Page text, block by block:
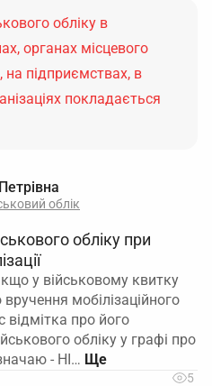
обліку в
органах місцевого
підприємствах, в
покладається
облік
обліку при
у військовому квитку
мобілізаційного
відмітка про його
обліку у графі про
- НІ…
5